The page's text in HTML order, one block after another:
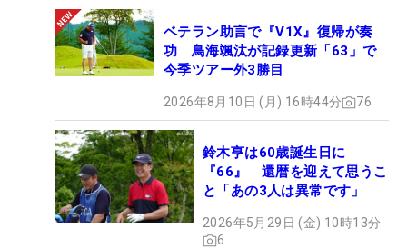
ベテラン助言で『V1X』復帰が奏
功 鳥海颯汰が記録更新「63」で
今季ツアー外3勝目
2026年8月10日 (月) 16時44分 76
鈴木亨は60歳誕生日に
『66』 還暦を迎えて思うこ
と「あの3人は異常です」
2026年5月29日 (金) 10時13分
6